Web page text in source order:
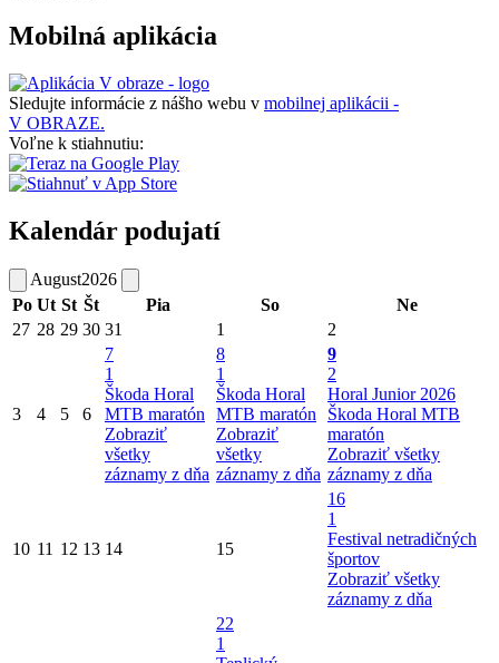
Mobilná aplikácia
Sledujte informácie z nášho webu v mobilnej aplikácii -
V OBRAZE.
Voľne k stiahnutiu:
Kalendár podujatí
August2026
Po Ut St Št Pia So
Ne
27 28 29 30 31 1 2
3 4 5 6
7
1
Škoda Horal
MTB maratón
Zobraziť
všetky
záznamy z dňa
8
1
Škoda Horal
MTB maratón
Zobraziť
všetky
záznamy z dňa
9
2
Horal Junior 2026
Škoda Horal MTB
maratón
Zobraziť všetky
záznamy z dňa
10 11 12 13 14 15
16
1
Festival netradičných
športov
Zobraziť všetky
záznamy z dňa
22
1